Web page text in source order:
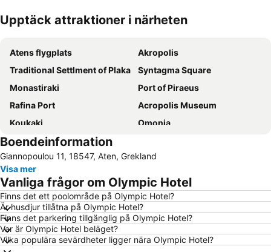
Förstora kartan
Upptäck attraktioner i närheten
Atens flygplats
Akropolis
Traditional Settlment of Plaka
Syntagma Square
Monastiraki
Port of Piraeus
Rafina Port
Acropolis Museum
Koukaki
Omonia
Athens
Psirri
Kolonaki
Lavrio Port
Marina Glyfadas
Agios Dimitrios Plakas
Aegina Port
Kallithea
OAKA Olympic Stadium
Piraeus Center
Agia Marina
Ermou
Boendeinformation
Giannopoulou 11, 18547, Aten, Grekland
Visa mer
Vanliga frågor om Olympic Hotel
Finns det ett poolområde på Olympic Hotel?
Är husdjur tillåtna på Olympic Hotel?
Finns det parkering tillgänglig på Olympic Hotel?
Var är Olympic Hotel beläget?
Vilka populära sevärdheter ligger nära Olympic Hotel?